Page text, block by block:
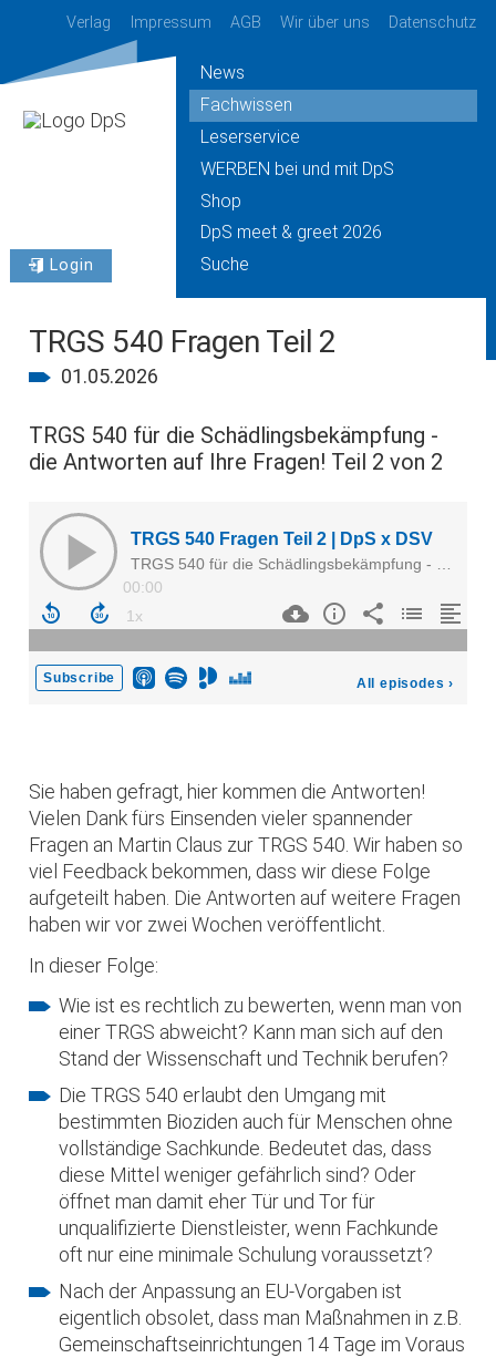
Verlag Impressum AGB Wir über uns Datenschutz
Login
News
Fachwissen
Leserservice
WERBEN bei und mit DpS
Shop
DpS meet & greet 2026
Suche
TRGS 540 Fragen Teil 2
01.05.2026
TRGS 540 für die Schädlingsbekämpfung -
die Antworten auf Ihre Fragen! Teil 2 von 2
Sie haben gefragt, hier kommen die Antworten!
Vielen Dank fürs Einsenden vieler spannender
Fragen an Martin Claus zur TRGS 540. Wir haben so
viel Feedback bekommen, dass wir diese Folge
aufgeteilt haben. Die Antworten auf weitere Fragen
haben wir vor zwei Wochen veröffentlicht.
In dieser Folge:
Wie ist es rechtlich zu bewerten, wenn man von
einer TRGS abweicht? Kann man sich auf den
Stand der Wissenschaft und Technik berufen?
Die TRGS 540 erlaubt den Umgang mit
bestimmten Bioziden auch für Menschen ohne
vollständige Sachkunde. Bedeutet das, dass
diese Mittel weniger gefährlich sind? Oder
öffnet man damit eher Tür und Tor für
unqualifizierte Dienstleister, wenn Fachkunde
oft nur eine minimale Schulung voraussetzt?
Nach der Anpassung an EU-Vorgaben ist
eigentlich obsolet, dass man Maßnahmen in z.B.
Gemeinschaftseinrichtungen 14 Tage im Voraus